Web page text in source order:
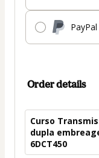
PayPal
Order details
Curso
dupla
6DCT450